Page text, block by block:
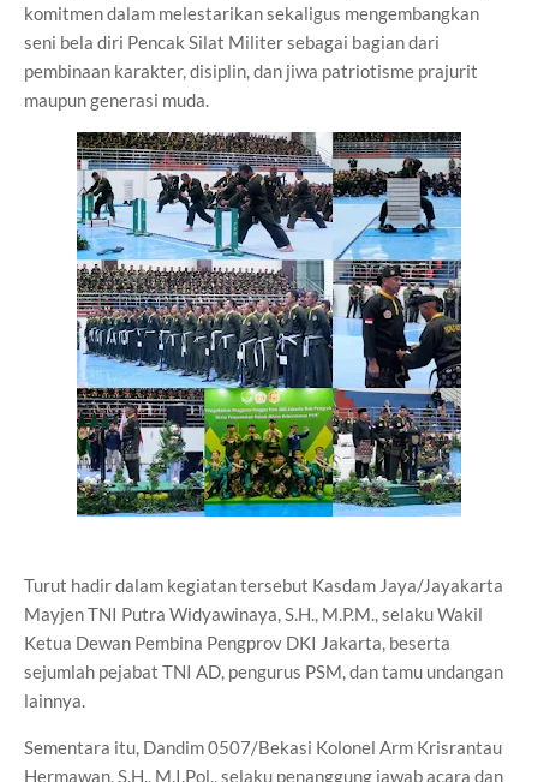
komitmen dalam melestarikan sekaligus mengembangkan
seni bela diri Pencak Silat Militer sebagai bagian dari
pembinaan karakter, disiplin, dan jiwa patriotisme prajurit
maupun generasi muda.
Turut hadir dalam kegiatan tersebut Kasdam Jaya/Jayakarta
Mayjen TNI Putra Widyawinaya, S.H., M.P.M., selaku Wakil
Ketua Dewan Pembina Pengprov DKI Jakarta, beserta
sejumlah pejabat TNI AD, pengurus PSM, dan tamu undangan
lainnya.
Sementara itu, Dandim 0507/Bekasi Kolonel Arm Krisrantau
Hermawan, S.H., M.I.Pol., selaku penanggung jawab acara dan